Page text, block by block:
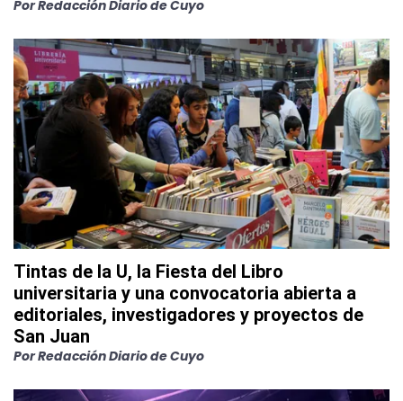
PorRedacción Diario de Cuyo
Tintas de la U, la Fiesta del Libro
universitaria y una convocatoria abierta a
editoriales, investigadores y proyectos de
San Juan
PorRedacción Diario de Cuyo